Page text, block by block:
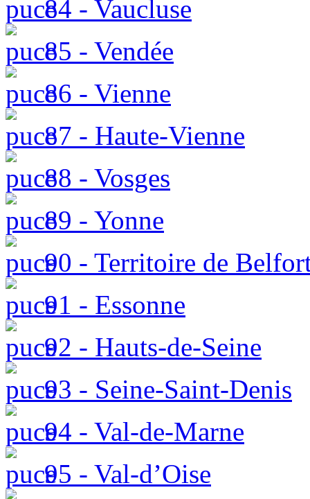
84 - Vaucluse
85 - Vendée
86 - Vienne
87 - Haute-Vienne
88 - Vosges
89 - Yonne
90 - Territoire de
91 - Essonne
92 - Hauts-de-Seine
93 - Seine-Saint-Denis
94 - Val-de-Marne
95 - Val-d’Oise